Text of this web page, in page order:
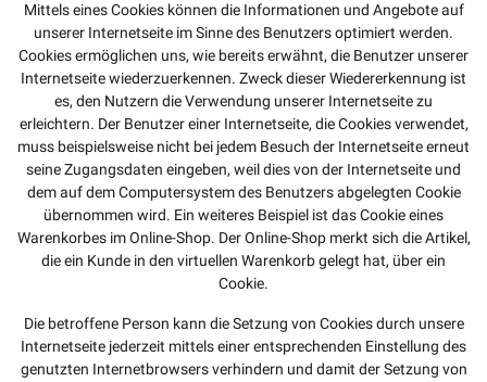
Mittels eines Cookies können die Informationen und Angebote auf
unserer Internetseite im Sinne des Benutzers optimiert werden.
Cookies ermöglichen uns, wie bereits erwähnt, die Benutzer unserer
Internetseite wiederzuerkennen. Zweck dieser Wiedererkennung ist
es, den Nutzern die Verwendung unserer Internetseite zu
erleichtern. Der Benutzer einer Internetseite, die Cookies verwendet,
muss beispielsweise nicht bei jedem Besuch der Internetseite erneut
seine Zugangsdaten eingeben, weil dies von der Internetseite und
dem auf dem Computersystem des Benutzers abgelegten Cookie
übernommen wird. Ein weiteres Beispiel ist das Cookie eines
Warenkorbes im Online-Shop. Der Online-Shop merkt sich die Artikel,
die ein Kunde in den virtuellen Warenkorb gelegt hat, über ein
Cookie.
Die betroffene Person kann die Setzung von Cookies durch unsere
Internetseite jederzeit mittels einer entsprechenden Einstellung des
genutzten Internetbrowsers verhindern und damit der Setzung von